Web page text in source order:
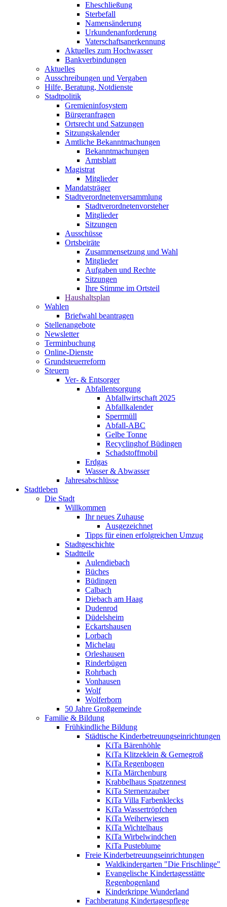
Eheschließung
Sterbefall
Namensänderung
Urkundenanforderung
Vaterschaftsanerkennung
Aktuelles zum Hochwasser
Bankverbindungen
Aktuelles
Ausschreibungen und Vergaben
Hilfe, Beratung, Notdienste
Stadtpolitik
Gremieninfosystem
Bürgeranfragen
Ortsrecht und Satzungen
Sitzungskalender
Amtliche Bekanntmachungen
Bekanntmachungen
Amtsblatt
Magistrat
Mitglieder
Mandatsträger
Stadtverordnetenversammlung
Stadtverordnetenvorsteher
Mitglieder
Sitzungen
Ausschüsse
Ortsbeiräte
Zusammensetzung und Wahl
Mitglieder
Aufgaben und Rechte
Sitzungen
Ihre Stimme im Ortsteil
Haushaltsplan
Wahlen
Briefwahl beantragen
Stellenangebote
Newsletter
Terminbuchung
Online-Dienste
Grundsteuerreform
Steuern
Ver- & Entsorger
Abfallentsorgung
Abfallwirtschaft 2025
Abfallkalender
Sperrmüll
Abfall-ABC
Gelbe Tonne
Recyclinghof Büdingen
Schadstoffmobil
Erdgas
Wasser & Abwasser
Jahresabschlüsse
Stadtleben
Die Stadt
Willkommen
Ihr neues Zuhause
Ausgezeichnet
Tipps für einen erfolgreichen Umzug
Stadtgeschichte
Stadtteile
Aulendiebach
Büches
Büdingen
Calbach
Diebach am Haag
Dudenrod
Düdelsheim
Eckartshausen
Lorbach
Michelau
Orleshausen
Rinderbügen
Rohrbach
Vonhausen
Wolf
Wolferborn
50 Jahre Großgemeinde
Familie & Bildung
Frühkindliche Bildung
Städtische Kinderbetreuungseinrichtungen
KiTa Bärenhöhle
KiTa Klitzeklein & Gernegroß
KiTa Regenbogen
KiTa Märchenburg
Krabbelhaus Spatzennest
KiTa Sternenzauber
KiTa Villa Farbenklecks
KiTa Wassertröpfchen
KiTa Weiherwiesen
KiTa Wichtelhaus
KiTa Wirbelwindchen
KiTa Pusteblume
Freie Kinderbetreuungseinrichtungen
Waldkindergarten "Die Frischlinge"
Evangelische Kindertagesstätte
Regenbogenland
Kinderkrippe Wunderland
Fachberatung Kindertagespflege